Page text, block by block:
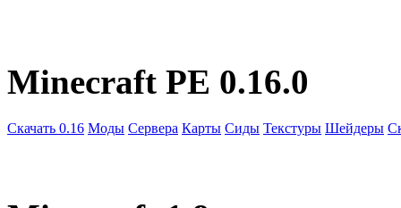
Minecraft PE 0.16.0
Скачать 0.16 Моды Сервера Карты Сиды Текстуры Шейдеры